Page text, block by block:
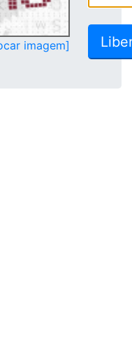
imagem]